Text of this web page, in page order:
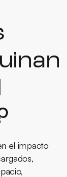
el impacto